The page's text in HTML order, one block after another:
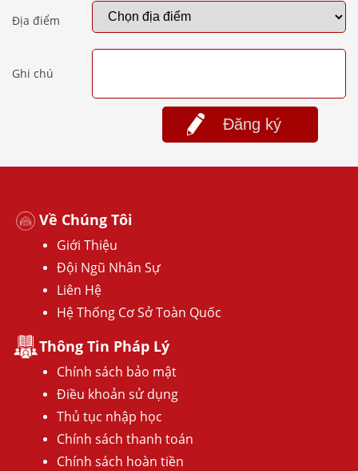
Địa điểm
Ghi chú
Đăng ký
Về Chúng Tôi
Giới Thiệu
Đội Ngũ Nhân Sự
Liên Hệ
Hệ Thống Cơ Sở Toàn Quốc
Thông Tin Pháp Lý
Chính sách bảo mật
Điều khoản sử dụng
Thủ tục nhập học
Chính sách thanh toán
Chính sách hoàn tiền